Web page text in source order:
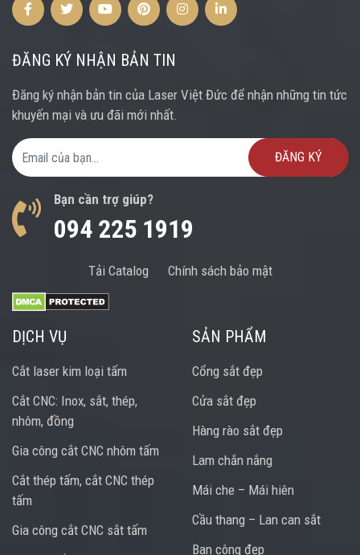
FacebookTwitterYoutubePinterestInstagramInstagram
ĐĂNG KÝ NHẬN BẢN TIN
Đăng ký nhận bản tin của Laser Việt Đức để nhận những tin tức
khuyến mại và ưu đãi mới nhất.
Email Address
Bạn cần trợ giúp?
094 225 1919
Tải Catalog Chính sách bảo mật
DỊCH VỤ
Cắt laser kim loại tấm
Cắt CNC: Inox, sắt, thép,
nhôm, đồng
Gia công cắt CNC nhôm tấm
Cắt thép tấm, cắt CNC thép
tấm
Gia công cắt CNC sắt tấm
SẢN PHẨM
Cổng sắt đẹp
Cửa sắt đẹp
Hàng rào sắt đẹp
Lam chắn nắng
Mái che – Mái hiên
Cầu thang – Lan can sắt
Ban công đẹp